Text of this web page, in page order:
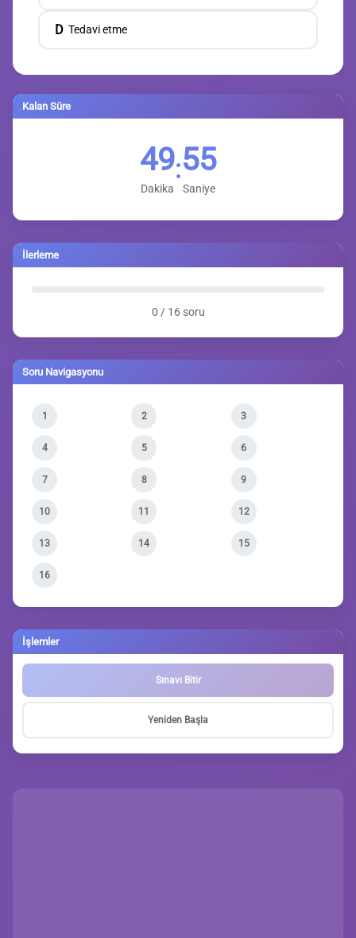
D Tedavi etme
Kalan Süre
49
Dakika
:54
Saniye
İlerleme
0 / 16 soru
Soru Navigasyonu
1 2 3
4 5 6
7 8 9
10 11 12
13 14 15
16
İşlemler
Sınavı Bitir
Yeniden Başla